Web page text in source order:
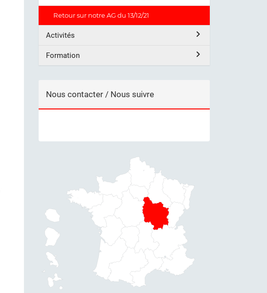
Retour sur notre AG du 13/12/21
Activités
Formation
Nous contacter / Nous suivre